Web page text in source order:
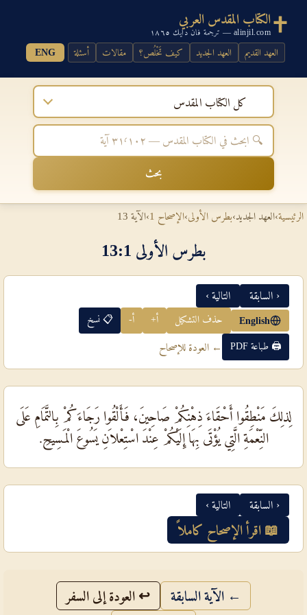
الكتاب المقدس العربي
alinjil.com — ترجمة فان دايك ١٨٦٥
العهد القديم العهد الجديد كيف تَخْلُص؟ مقالات أسئلة ENG
كل الكتاب المقدس
بحث
الرئيسية›العهد الجديد›بطرس الأولى›الإصحاح 1 ›الآية 13
بطرس الأولى 1‏:‏13
‹ السابقة التالية ›
English حذف التشكيل أ+ أ- 📋 نسخ
🖨 طباعة PDF ← العودة للإصحاح
لِذلِكَ مَنْطِقُوا أَحْقَاءَ ذِهْنِكُمْ صَاحِينَ، فَأَلْقُوا رَجَاءَكُمْ بِالتَّمَامِ عَلَى
النِّعْمَةِ الَّتِي يُؤْتَى بِهَا إِلَيْكُمْ عِنْدَ اسْتِعْلاَنِ يَسُوعَ الْمَسِيحِ.
‹ السابقة التالية ›
📖 اقرأ الإصحاح كاملاً
← الآية السابقة ↩ العودة إلى السفر